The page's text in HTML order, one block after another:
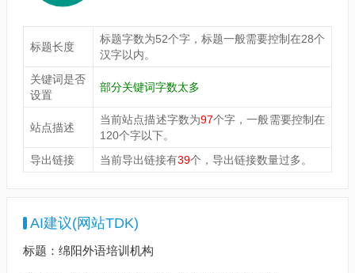
标题长度
标题字数为52个字，标题一般需要控制在28个
汉字以内。
关键词是否
设置
部分关键词字数太多
站点描述
当前站点描述字数为97个字，一般需要控制在
120个字以下。
导出链接
当前导出链接有39个，导出链接数量过多。
AI建议(网站TDK)
标题：绵阳外语培训机构